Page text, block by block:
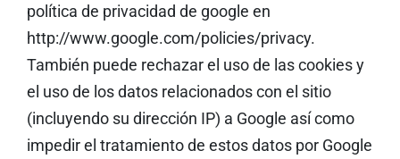
política de privacidad de google en
http://www.google.com/policies/privacy.
También puede rechazar el uso de las cookies y
el uso de los datos relacionados con el sitio
(incluyendo su dirección IP) a Google así como
impedir el tratamiento de estos datos por Google